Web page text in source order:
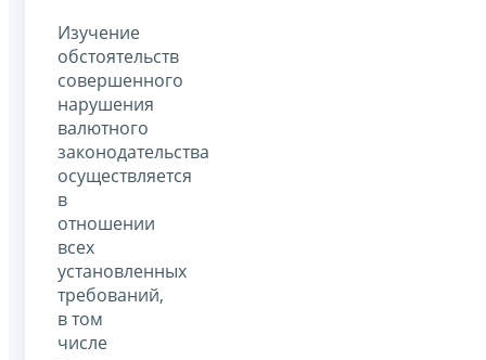
Изучение
обстоятельств
совершенного
нарушения
валютного
законодательства
осуществляется
в
отношении
всех
установленных
требований,
в том
числе